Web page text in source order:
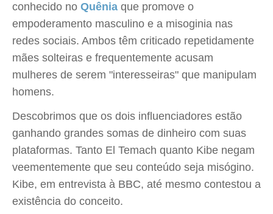
conhecido no Quênia que promove o
empoderamento masculino e a misoginia nas
redes sociais. Ambos têm criticado repetidamente
mães solteiras e frequentemente acusam
mulheres de serem "interesseiras" que manipulam
homens.
Descobrimos que os dois influenciadores estão
ganhando grandes somas de dinheiro com suas
plataformas. Tanto El Temach quanto Kibe negam
veementemente que seu conteúdo seja misógino.
Kibe, em entrevista à BBC, até mesmo contestou a
existência do conceito.